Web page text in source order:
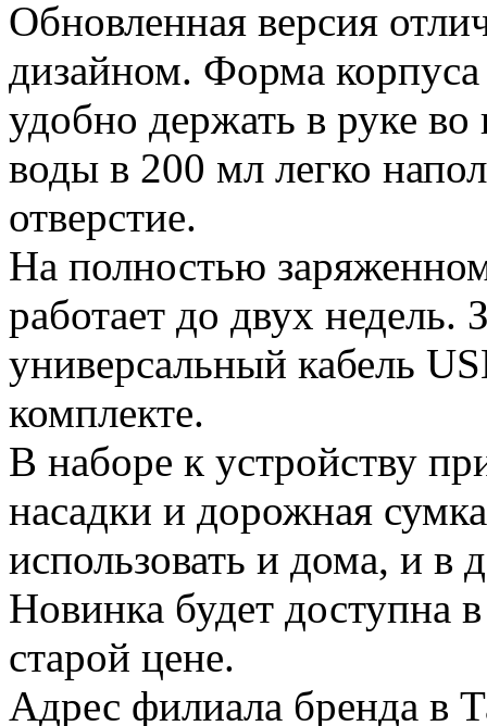
Обновленная версия
дизайном. Форма
удобно держать в руке во
воды в 200 мл легко
отверстие.
На полностью
работает до двух недель.
универсальный кабель
комплекте.
В наборе к устройству
насадки и дорожная
использовать и дома, и в
Новинка будет доступна
старой цене.
Адрес филиала бренда в